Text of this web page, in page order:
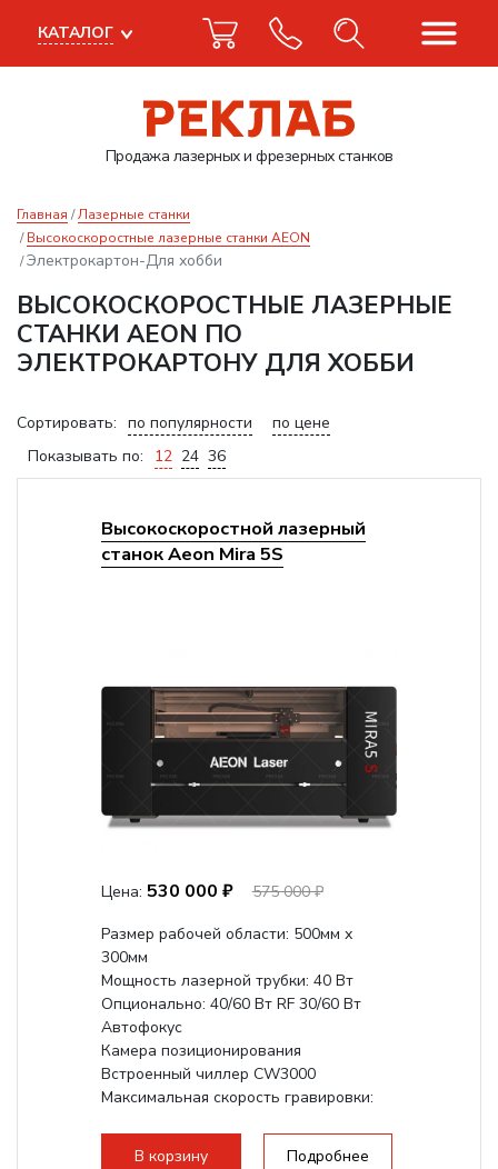
Продажа лазерныхи фрезерных станков
КАТАЛОГ
Главная
Лазерные станки
Высокоскоростные лазерные станки AEON
Электрокартон-Для хобби
ВЫСОКОСКОРОСТНЫЕ ЛАЗЕРНЫЕ
СТАНКИ AEON ПО
ЭЛЕКТРОКАРТОНУ ДЛЯ ХОББИ
Сортировать: по популярности
по цене
Показывать по:
12 24 36
Высокоскоростной лазерный
станок Aeon Mira 5S
Цена: 530 000 ₽
575 000 ₽
Размер рабочей области: 500мм х
300мм
Мощность лазерной трубки: 40 Вт
Опционально: 40/60 Вт RF 30/60 Вт
Автофокус
Камера позиционирования
Встроенный чиллер CW3000
Максимальная скорость гравировки:
В корзину Подробнее